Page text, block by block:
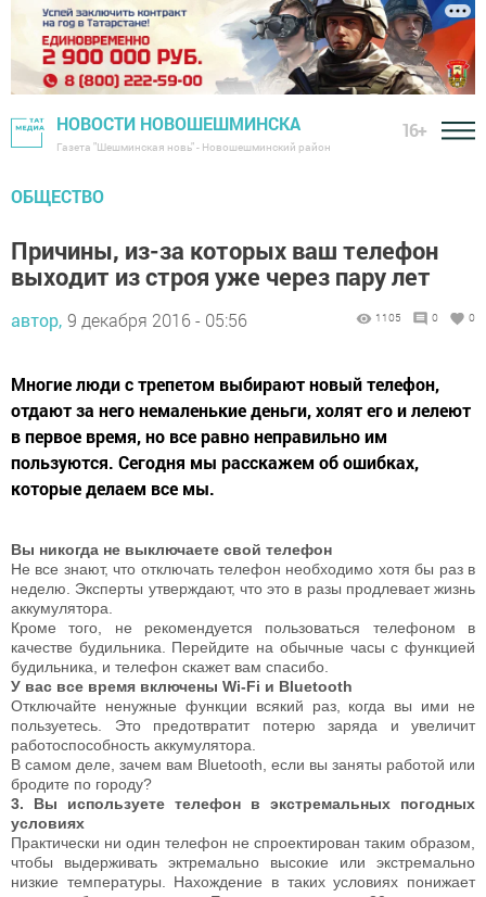
НОВОСТИ НОВОШЕШМИНСКА
Газета "Шешминская новь" - Новошешминский район
16+
ОБЩЕСТВО
Причины, из-за которых ваш телефон
выходит из строя уже через пару лет
автор, 9 декабря 2016 - 05:56 1105 0 0
Многие люди с трепетом выбирают новый телефон,
отдают за него немаленькие деньги, холят его и лелеют
в первое время, но все равно неправильно им
пользуются. Сегодня мы расскажем об ошибках,
которые делаем все мы.
Вы никогда не выключаете свой телефон
Не все знают, что отключать телефон необходимо хотя бы раз в
неделю. Эксперты утверждают, что это в разы продлевает жизнь
аккумулятора.
Кроме того, не рекомендуется пользоваться телефоном в
качестве будильника. Перейдите на обычные часы с функцией
будильника, и телефон скажет вам спасибо.
У вас все время включены Wi-Fi и Bluetooth
Отключайте ненужные функции всякий раз, когда вы ими не
пользуетесь. Это предотвратит потерю заряда и увеличит
работоспособность аккумулятора.
В самом деле, зачем вам Bluetooth, если вы заняты работой или
бродите по городу?
3. Вы используете телефон в экстремальных погодных
условиях
Практически ни один телефон не спроектирован таким образом,
чтобы выдерживать эктремально высокие или экстремально
низкие температуры. Нахождение в таких условиях понижает